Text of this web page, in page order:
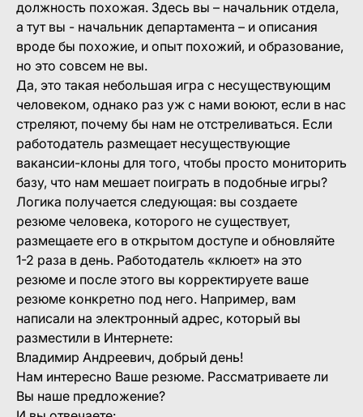
должность похожая. Здесь вы – начальник отдела,
а тут вы - начальник департамента – и описания
вроде бы похожие, и опыт похожий, и образование,
но это совсем не вы.
Да, это такая небольшая игра с несуществующим
человеком, однако раз уж с нами воюют, если в нас
стреляют, почему бы нам не отстреливаться. Если
работодатель размещает несуществующие
вакансии-клоны для того, чтобы просто мониторить
базу, что нам мешает поиграть в подобные игры?
Логика получается следующая: вы создаете
резюме человека, которого не существует,
размещаете его в открытом доступе и обновляйте
1-2 раза в день. Работодатель «клюет» на это
резюме и после этого вы корректируете ваше
резюме конкретно под него. Например, вам
написали на электронный адрес, который вы
разместили в Интернете:
Владимир Андреевич, добрый день!
Нам интересно Ваше резюме. Рассматриваете ли
Вы наше предложение?